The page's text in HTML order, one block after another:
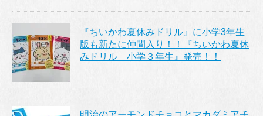
『ちいかわ夏休みドリル』に小学3年生
版も新たに仲間入り！！『ちいかわ夏休
みドリル 小学３年生』発売！！